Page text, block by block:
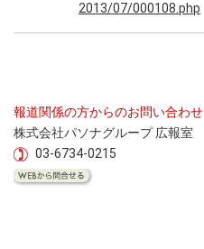
2013/07/000108.php
報道関係の方からのお問い合わせ
株式会社パソナグループ 広報室
03-6734-0215